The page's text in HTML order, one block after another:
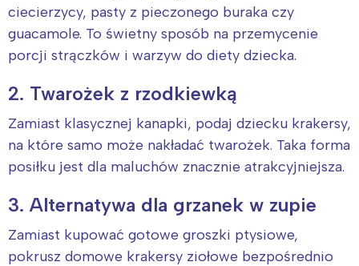
ciecierzycy, pasty z pieczonego buraka czy
guacamole. To świetny sposób na przemycenie
porcji strączków i warzyw do diety dziecka.
2. Twarożek z rzodkiewką
Zamiast klasycznej kanapki, podaj dziecku krakersy,
na które samo może nakładać twarożek. Taka forma
posiłku jest dla maluchów znacznie atrakcyjniejsza.
3. Alternatywa dla grzanek w zupie
Zamiast kupować gotowe groszki ptysiowe,
pokrusz domowe krakersy ziołowe bezpośrednio